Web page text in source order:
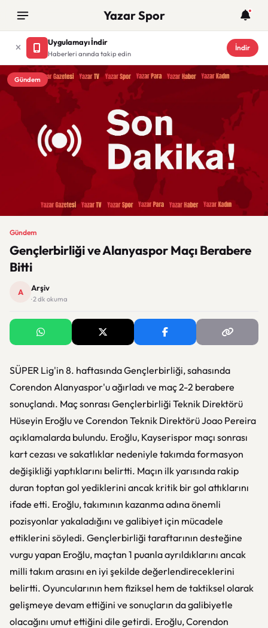
Yazar Spor
Uygulamayı İndir
Haberleri anında takip edin
İndir
Gündem
Gündem
Gençlerbirliği ve Alanyaspor Maçı Berabere
Bitti
A Arşiv
· 2 dk okuma
SÜPER Lig'in 8. haftasında Gençlerbirliği, sahasında
Corendon Alanyaspor'u ağırladı ve maç 2-2 berabere
sonuçlandı. Maç sonrası Gençlerbirliği Teknik Direktörü
Hüseyin Eroğlu ve Corendon Teknik Direktörü Joao Pereira
açıklamalarda bulundu. Eroğlu, Kayserispor maçı sonrası
kart cezası ve sakatlıklar nedeniyle takımda formasyon
değişikliği yaptıklarını belirtti. Maçın ilk yarısında rakip
duran toptan gol yediklerini ancak kritik bir gol attıklarını
ifade etti. Eroğlu, takımının kazanma adına önemli
pozisyonlar yakaladığını ve galibiyet için mücadele
ettiklerini söyledi. Gençlerbirliği taraftarının desteğine
vurgu yapan Eroğlu, maçtan 1 puanla ayrıldıklarını ancak
milli takım arasını en iyi şekilde değerlendireceklerini
belirtti. Oyuncularının hem fiziksel hem de taktiksel olarak
gelişmeye devam ettiğini ve sonuçların da galibiyetle
olacağını umut ettiğini dile getirdi. Eroğlu, Corendon